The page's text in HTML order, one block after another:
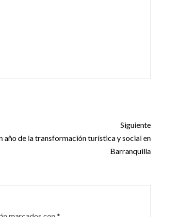
Siguiente
año de la transformación turística y social en
Barranquilla